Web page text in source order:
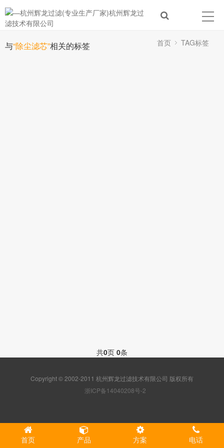
与“除尘滤芯”相关的标签 首页 TAG标签
共0页 0条
Copyright © 2002-2011 杭州辉龙过滤技术有限公司 版权所有
浙ICP备14040208号-2
首页 产品 方案 电话